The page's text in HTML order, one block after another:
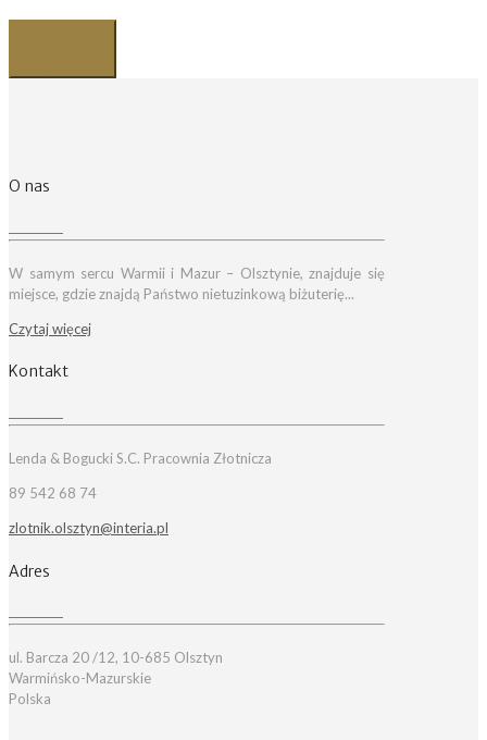
O nas
W samym sercu Warmii i Mazur – Olsztynie, znajduje się
miejsce, gdzie znajdą Państwo nietuzinkową biżuterię...
Czytaj więcej
Kontakt
Lenda & Bogucki S.C. Pracownia Złotnicza
89 542 68 74
zlotnik.olsztyn@interia.pl
Adres
ul. Barcza 20 /12, 10-685 Olsztyn
Warmińsko-Mazurskie
Polska